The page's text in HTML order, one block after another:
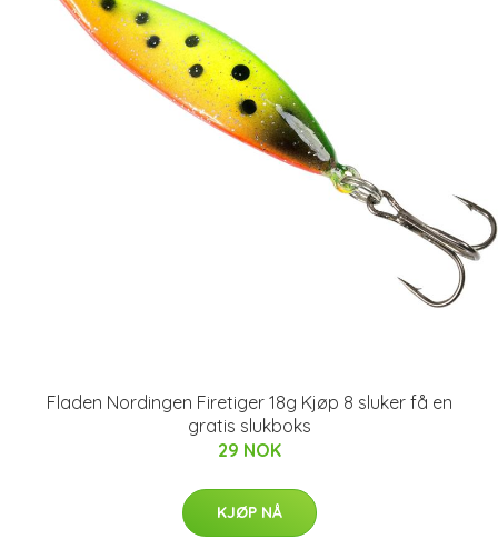
Fladen Nordingen Firetiger 18g Kjøp 8 sluker få en
gratis slukboks
29 NOK
KJØP NÅ